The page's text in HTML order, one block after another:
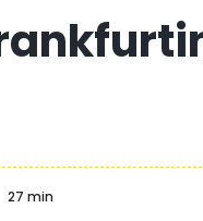
27 min